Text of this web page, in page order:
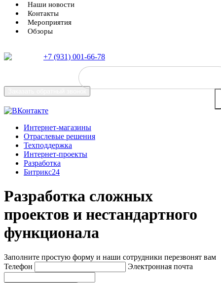
Наши новости
Контакты
Мероприятия
Обзоры
+7 (931) 001-66-78
Интернет-магазины
Отраслевые решения
Техподдержка
Интернет-проекты
Разработка
Битрикс24
Разработка сложных
проектов и нестандартного
функционала
Заполните простую форму и наши сотрудники перезвонят вам
Телефон
Электронная почта